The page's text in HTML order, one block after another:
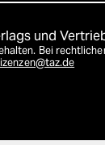
und
Bei